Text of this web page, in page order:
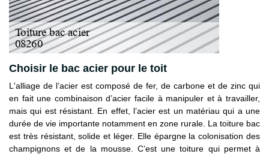
Choisir le bac acier pour le toit
L'alliage de l’acier est composé de fer, de carbone et de zinc qui
en fait une combinaison d’acier facile à manipuler et à travailler,
mais qui est résistant. En effet, l’acier est un matériau qui a une
durée de vie importante notamment en zone rurale. La toiture bac
est très résistant, solide et léger. Elle épargne la colonisation des
champignons et de la mousse. C’est une toiture qui permet à